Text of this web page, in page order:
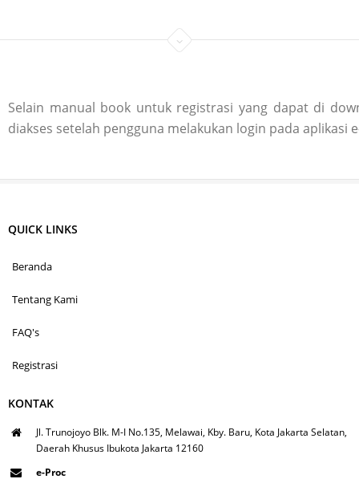
Selain manual book untuk registrasi yang dapat di
diakses setelah pengguna melakukan login pada aplikasi
QUICK LINKS
Beranda
Tentang Kami
FAQ's
Registrasi
KONTAK
Jl. Trunojoyo Blk. M-I No.135, Melawai, Kby. Baru, Kota Jakarta Selatan,
Daerah Khusus Ibukota Jakarta 12160
e-Proc